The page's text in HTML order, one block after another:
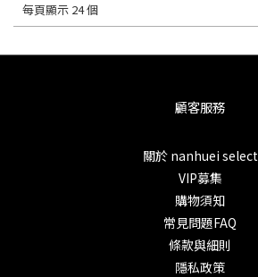
每頁顯示 24 個
顧客服務
關於 nanhuei select
VIP募集
購物須知
常見問題FAQ
條款與細則
隱私政策